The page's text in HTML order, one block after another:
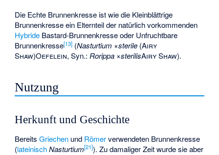
Die Echte Brunnenkresse ist wie die Kleinblättrige
Brunnenkresseein Elternteil der natürlich vorkommenden
Hybride Bastard-Brunnenkresseoder Unfruchtbare
Brunnenkresse[13] (Nasturtium ×sterile (Airy
Shaw)Oefelein, Syn.:Rorippa ×sterilisAiry Shaw).
Nutzung
Herkunft und Geschichte
BereitsGriechen und Römerverwendeten Brunnenkresse
(lateinisch Nasturtium[21]). Zu damaliger Zeit wurde sie aber